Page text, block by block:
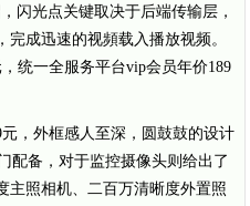
闪光点关键取决于后端传输层，
成迅速的视頻载入播放视频。
统一全服务平台vip会员年价189
，外框感人至深，圆鼓鼓的设计
配备，对于监控摄像头则给出了
主照相机、二百万清晰度外置照